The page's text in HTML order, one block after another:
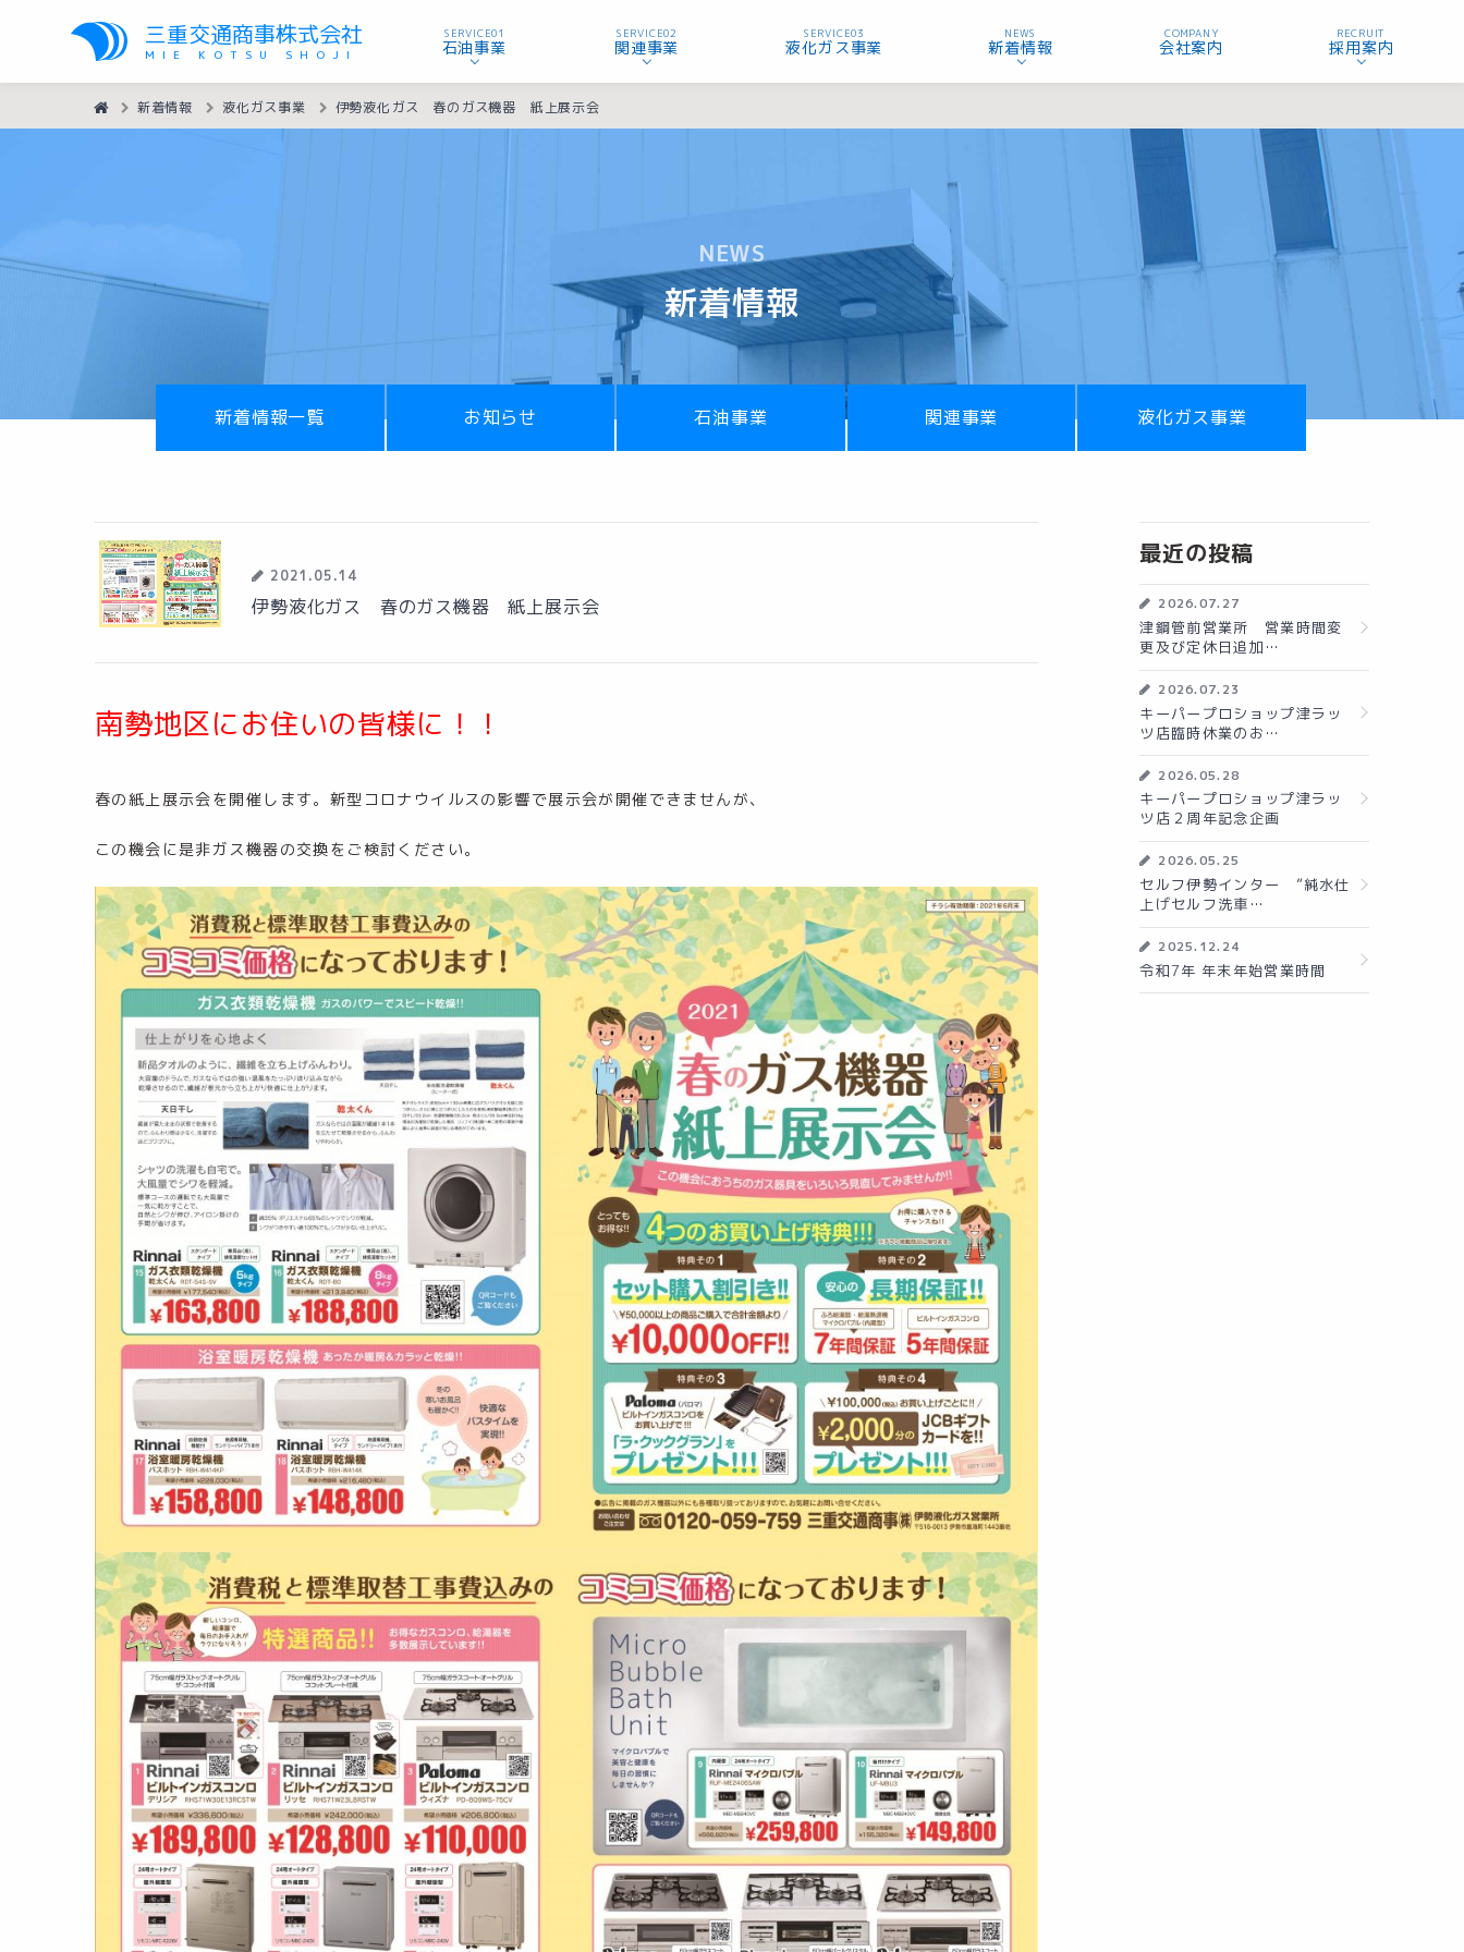
HOME新着情報 液化ガス事業 伊勢液化ガス 春のガス機器 紙上展示会
NEWS
新着情報
三重交通商事株式会社
MIE KOTSU SHOJI
SERVICE01
石油事業
SERVICE02
関連事業
SERVICE03
液化ガス事業
NEWS
新着情報
COMPANY
会社案内
RECRUIT
採用案内
新着情報一覧 お知らせ 石油事業 関連事業 液化ガス事業
2021.05.14
伊勢液化ガス 春のガス機器 紙上展示会
南勢地区にお住いの皆様に！！
春の紙上展示会を開催します。新型コロナウイルスの影響で展示会が開催できませんが、
この機会に是非ガス機器の交換をご検討ください。
最近の投稿
2026.07.27
津鋼管前営業所 営業時間変
更及び定休日追加…
2026.07.23
キーパープロショップ津ラッ
ツ店臨時休業のお…
2026.05.28
キーパープロショップ津ラッ
ツ店２周年記念企画
2026.05.25
セルフ伊勢インター ”純水仕
上げセルフ洗車…
2025.12.24
令和7年 年末年始営業時間